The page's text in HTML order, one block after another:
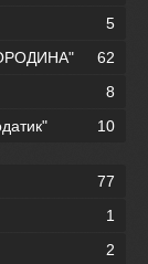
5
62
8
10
77
1
2